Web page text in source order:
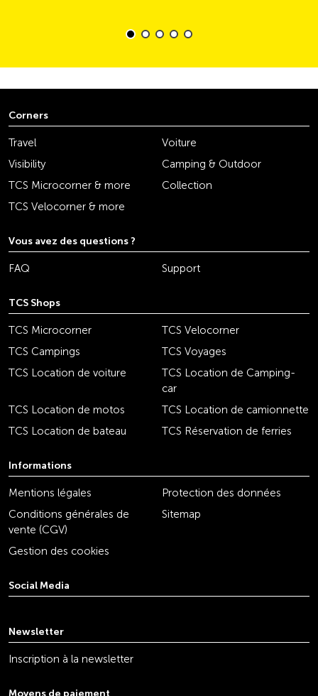
Corners
Travel
Voiture
Visibility
Camping & Outdoor
TCS Microcorner & more
Collection
TCS Velocorner & more
Vous avez des questions ?
FAQ Support
TCS Shops
TCS Microcorner
TCS Velocorner
TCS Campings
TCS Voyages
TCS Location de voiture
TCS Location de Camping-
car
TCS Location de motos
TCS Location de camionnette
TCS Location de bateau
TCS Réservation de ferries
Informations
Mentions légales
Protection des données
Conditions générales de
vente (CGV)
Sitemap
Gestion des cookies
Social Media
Newsletter
Inscription à la newsletter
Moyens de paiement